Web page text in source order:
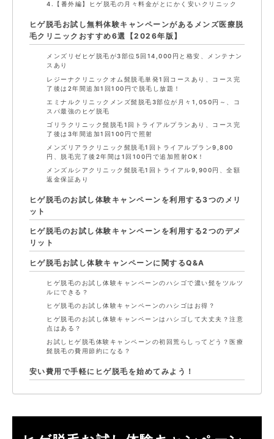
4.【番外編】ヒゲ脱毛の月々料金がとにかく安いクリニック
ヒゲ脱毛お試し無料体験キャンペーンがあるメンズ医療脱
毛クリニックおすすめ6選【2026年版】
メンズリゼヒゲ脱毛が3部位5回14,000円と格安、メンテナン
スあり
レジーナクリニックオム髭脱毛単発1回コースあり、コース完
了後は2年間追加1回100円で脱毛し放題！
エミナルクリニックメンズ髭脱毛3部位が月々1,050円～、コ
スパ最強のヒゲ脱毛
ゴリラクリニック髭脱毛1回トライアルプランあり、コース完
了後は3年間追加1回100円で照射
メンズリアラクリニック髭脱毛1回トライアルプラン9,800
円、脱毛完了後2年間は1回100円で追加照射OK！
メンズルシアクリニック髭脱毛1回トライアル9,900円、全額
返金保証あり
ヒゲ脱毛のお試し体験キャンペーンを利用する3つのメリ
ット
ヒゲ脱毛のお試し体験キャンペーンを利用する2つのデメ
リット
ヒゲ脱毛お試し体験キャンペーンに関するQ&A
ヒゲ脱毛のお試し体験キャンペーンのハシゴで濃い髭をツルツ
ルにできる？
ヒゲ脱毛のお試し体験キャンペーンのハシゴはお得？
ヒゲ脱毛のお試し体験キャンペーンはハシゴして大丈夫？注意
点はある？
お試しヒゲ脱毛体験キャンペーンの初回荒らしってどう？医療
髭脱毛の費用節約になる？
安い費用で手軽にヒゲ脱毛を始めてみよう！